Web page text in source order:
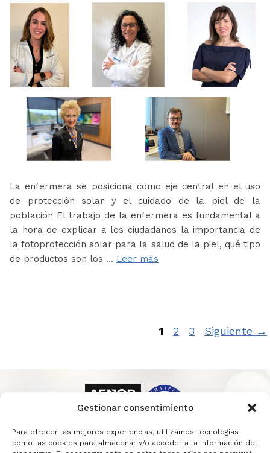
Gestionar consentimiento
Para ofrecer las mejores experiencias, utilizamos tecnologías
como las cookies para almacenar y/o acceder a la información del
La enfermera se posiciona como eje central en el uso
de protección solar y el cuidado de la piel de la
población El trabajo de la enfermera es fundamental a
la hora de explicar a los ciudadanos la importancia de
la fotoprotección solar para la salud de la piel, qué tipo
de productos son los … Leer más
Página
1 Página
2 Página
3 Siguiente →